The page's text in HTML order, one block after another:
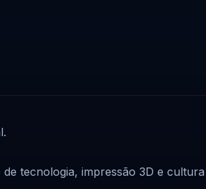
tecnologia, impressão 3D e cultura